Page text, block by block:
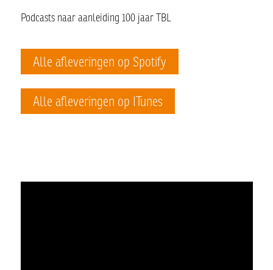
Podcasts naar aanleiding 100 jaar TBL
Alle afleveringen op Spotify
Alle afleveringen op ITunes